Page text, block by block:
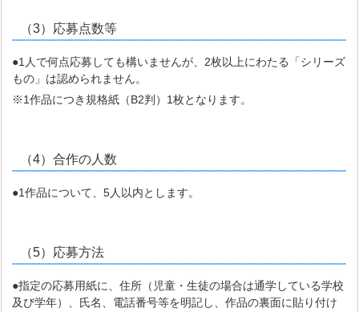
（3）応募点数等
●1人で何点応募しても構いませんが、2枚以上にわたる「シリーズ
もの」は認められません。
※1作品につき規格紙（B2判）1枚となります。
（4）合作の人数
●1作品について、5人以内とします。
（5）応募方法
●指定の応募用紙に、住所（児童・生徒の場合は通学している学校
及び学年）、氏名、電話番号等を明記し、作品の裏面に貼り付け